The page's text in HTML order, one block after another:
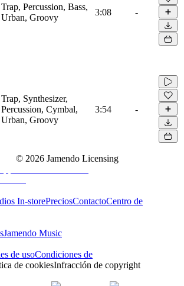
Trap, Percussion, Bass,
Urban, Groovy
3:08 -
Trap, Synthesizer,
Percussion, Cymbal,
Urban, Groovy
3:54 -
© 2026 Jamendo Licensing
In-storePreciosContactoCentro de
Jamendo Music
de usoCondiciones de
de cookiesInfracción de copyright